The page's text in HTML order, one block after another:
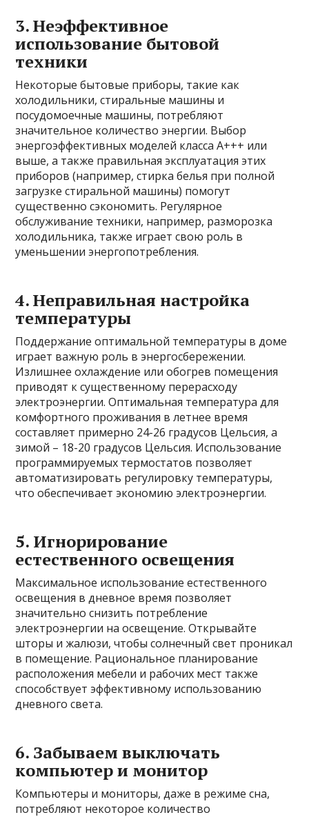
3. Неэффективное
использование бытовой
техники
Некоторые бытовые приборы, такие как
холодильники, стиральные машины и
посудомоечные машины, потребляют
значительное количество энергии. Выбор
энергоэффективных моделей класса А+++ или
выше, а также правильная эксплуатация этих
приборов (например, стирка белья при полной
загрузке стиральной машины) помогут
существенно сэкономить. Регулярное
обслуживание техники, например, разморозка
холодильника, также играет свою роль в
уменьшении энергопотребления.
4. Неправильная настройка
температуры
Поддержание оптимальной температуры в доме
играет важную роль в энергосбережении.
Излишнее охлаждение или обогрев помещения
приводят к существенному перерасходу
электроэнергии. Оптимальная температура для
комфортного проживания в летнее время
составляет примерно 24-26 градусов Цельсия, а
зимой – 18-20 градусов Цельсия. Использование
программируемых термостатов позволяет
автоматизировать регулировку температуры,
что обеспечивает экономию электроэнергии.
5. Игнорирование
естественного освещения
Максимальное использование естественного
освещения в дневное время позволяет
значительно снизить потребление
электроэнергии на освещение. Открывайте
шторы и жалюзи, чтобы солнечный свет проникал
в помещение. Рациональное планирование
расположения мебели и рабочих мест также
способствует эффективному использованию
дневного света.
6. Забываем выключать
компьютер и монитор
Компьютеры и мониторы, даже в режиме сна,
потребляют некоторое количество